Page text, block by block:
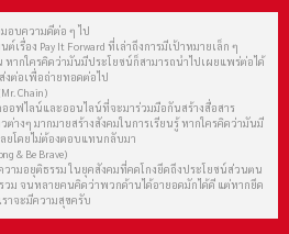
มอบความดีต่อ ๆ ไป
เรื่อง Pay It Forward ที่เล่าถึงการมีเป้าหมายเล็ก ๆ
ากใครคิดว่ามันมีประโยชน์ก็สามารถนำไปเผยแพร่ต่อได้
งต่อเพื่อถ่ายทอดต่อไป
Chain)
ออฟไลน์และออนไลน์ที่จะมาร่วมมือกันสร้างสื่อสาร
ต่างๆ มากมายสร้างสังคมในการเรียนรู้ หากใครคิดว่ามันมี
ยโดยไม่ต้องตอบแทนกลับมา
& Be Brave)
ามอยุติธรรม ในยุคสังคมที่คดโกงยึดถึงประโยชน์ส่วนตน
ม จนหลายคนคิดว่าพวกด้านได้อายอดมักได้ดี แต่หากยึด
ราจะมีความสุขครับ